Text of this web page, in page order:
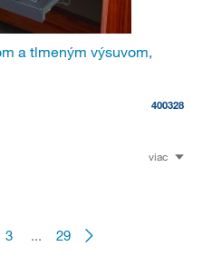
a tlmeným výsuvom,
400328
viac
3 ... 29